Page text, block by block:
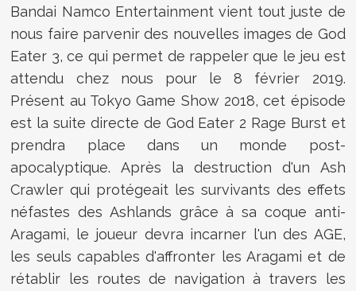
Bandai Namco Entertainment vient tout juste de
nous faire parvenir des nouvelles images de God
Eater 3, ce qui permet de rappeler que le jeu est
attendu chez nous pour le 8 février 2019.
Présent au Tokyo Game Show 2018, cet épisode
est la suite directe de God Eater 2 Rage Burst et
prendra place dans un monde post-
apocalyptique. Après la destruction d'un Ash
Crawler qui protégeait les survivants des effets
néfastes des Ashlands grâce à sa coque anti-
Aragami, le joueur devra incarner l'un des AGE,
les seuls capables d'affronter les Aragami et de
rétablir les routes de navigation à travers les